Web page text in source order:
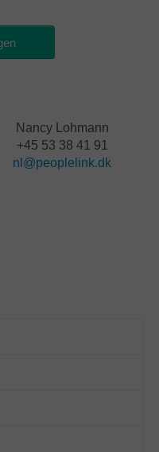
Nancy Lohmann
+45 53 38 41 91
nl@peoplelink.dk